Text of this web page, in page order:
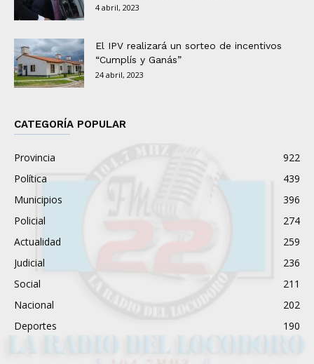
4 abril, 2023
El IPV realizará un sorteo de incentivos
“Cumplís y Ganás”
24 abril, 2023
CATEGORÍA POPULAR
Provincia
922
Política
439
Municipios
396
Policial
274
Actualidad
259
Judicial
236
Social
211
Nacional
202
Deportes
190